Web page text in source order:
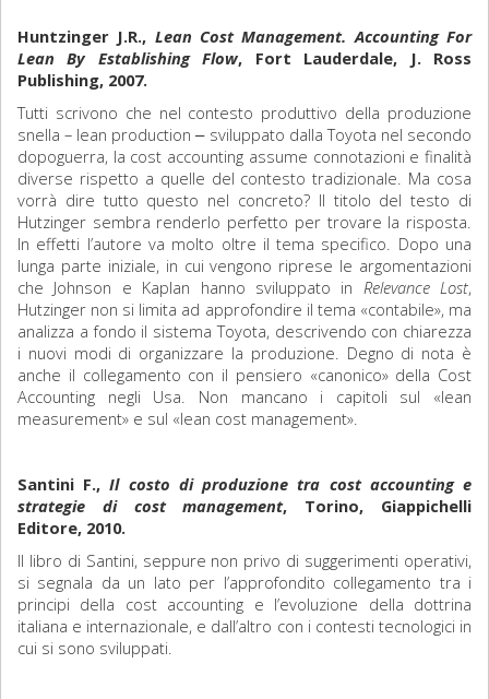
Huntzinger J.R., Lean Cost Management. Accounting For
Lean By Establishing Flow, Fort Lauderdale, J. Ross
Publishing, 2007.
Tutti scrivono che nel contesto produttivo della produzione
snella – lean production ‒ sviluppato dalla Toyota nel secondo
dopoguerra, la cost accounting assume connotazioni e finalità
diverse rispetto a quelle del contesto tradizionale. Ma cosa
vorrà dire tutto questo nel concreto? Il titolo del testo di
Hutzinger sembra renderlo perfetto per trovare la risposta.
In effetti l’autore va molto oltre il tema specifico. Dopo una
lunga parte iniziale, in cui vengono riprese le argomentazioni
che Johnson e Kaplan hanno sviluppato in Relevance Lost,
Hutzinger non si limita ad approfondire il tema «contabile», ma
analizza a fondo il sistema Toyota, descrivendo con chiarezza
i nuovi modi di organizzare la produzione. Degno di nota è
anche il collegamento con il pensiero «canonico» della Cost
Accounting negli Usa. Non mancano i capitoli sul «lean
measurement» e sul «lean cost management».
Santini F.,Il costo di produzione tra cost accounting e
strategie di cost management, Torino, Giappichelli
Editore, 2010.
Il libro di Santini, seppure non privo di suggerimenti operativi,
si segnala da un lato per l’approfondito collegamento tra i
principi della cost accounting e l’evoluzione della dottrina
italiana e internazionale, e dall’altro con i contesti tecnologici in
cui si sono sviluppati.